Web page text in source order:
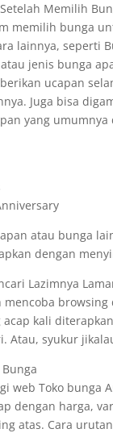
Memilih
memilih bunga
lainnya, seperti
jenis bunga
ucapan
Juga bisa
yang
atau bunga
dengan
Lazimnya
kali
Atau, syukur
web Toko bunga
dengan harga,
atas. Cara